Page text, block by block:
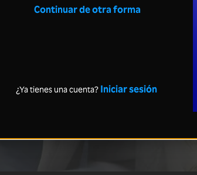
Continuar de otra forma
¿Ya tienes una cuenta? Iniciar sesión